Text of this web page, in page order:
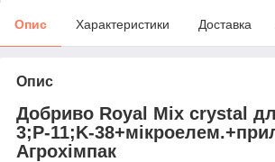
Опис Характеристики Доставка
Опис
Добриво Royal Mix crystal
3;P-11;K-
Агрохімпак